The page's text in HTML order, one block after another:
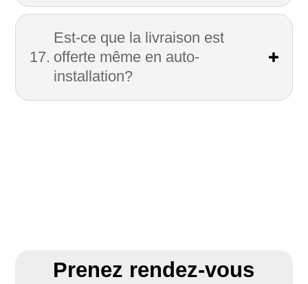
Est-ce que la livraison est
offerte même en auto-
installation?
Prenez rendez-vous